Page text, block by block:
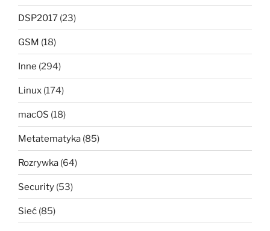
DSP2017 (23)
GSM (18)
Inne (294)
Linux (174)
macOS (18)
Metatematyka (85)
Rozrywka (64)
Security (53)
Sieć (85)